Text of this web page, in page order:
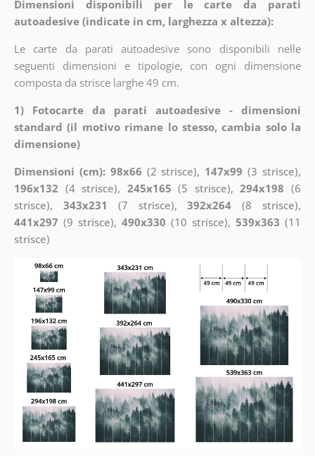
Dimensioni disponibili per le carte da parati
autoadesive (indicate in cm, larghezza x altezza):
Le carte da parati autoadesive sono disponibili nelle
seguenti dimensioni e tipologie, con ogni dimensione
composta da strisce larghe 49 cm.
1) Fotocarte da parati autoadesive - dimensioni
standard (il motivo rimane lo stesso, cambia solo la
dimensione)
Dimensioni (cm): 98x66 (2 strisce), 147x99 (3 strisce),
196x132 (4 strisce), 245x165 (5 strisce),294x198 (6
strisce), 343x231 (7 strisce),392x264 (8 strisce),
441x297 (9 strisce), 490x330 (10 strisce),539x363 (11
strisce)